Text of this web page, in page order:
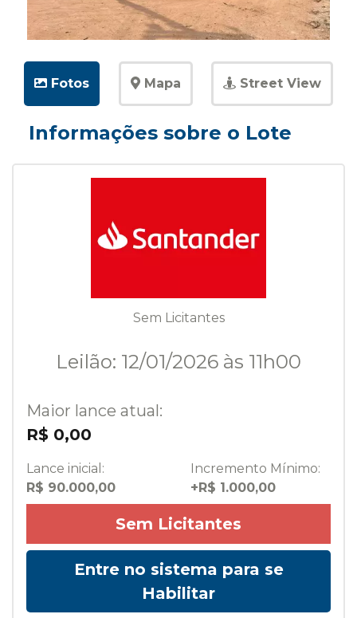
Fotos Mapa Street View
Informações sobre o Lote
Sem Licitantes
Leilão: 12/01/2026 às 11h00
Maior lance atual:
R$ 0,00
Lance inicial:
R$ 90.000,00
Incremento Mínimo:
+R$ 1.000,00
Sem Licitantes
Entre no sistema para se
Habilitar